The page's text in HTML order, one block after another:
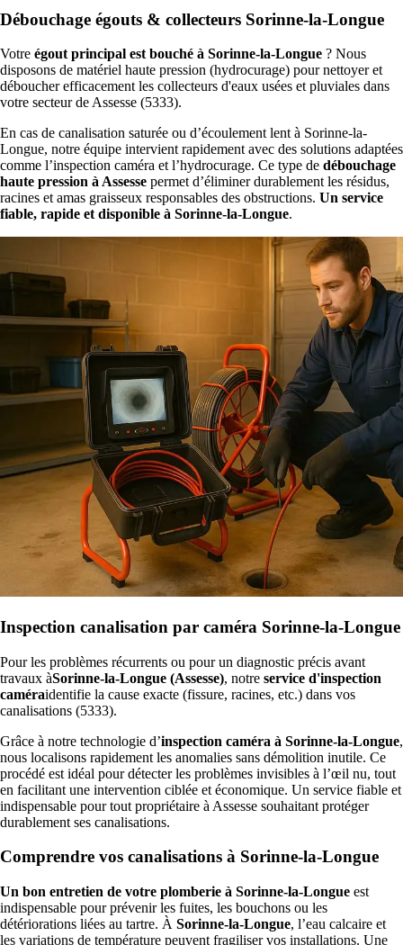
Débouchage égouts & collecteurs Sorinne-la-Longue
Votre égout principal est bouché à Sorinne-la-Longue ? Nous
disposons de matériel haute pression (hydrocurage) pour nettoyer et
déboucher efficacement les collecteurs d'eaux usées et pluviales dans
votre secteur de Assesse (5333).
En cas de canalisation saturée ou d’écoulement lent à Sorinne-la-
Longue, notre équipe intervient rapidement avec des solutions adaptées
comme l’inspection caméra et l’hydrocurage. Ce type de débouchage
haute pression à Assesse permet d’éliminer durablement les résidus,
racines et amas graisseux responsables des obstructions. Un service
fiable, rapide et disponible à Sorinne-la-Longue.
Inspection canalisation par caméra Sorinne-la-Longue
Pour les problèmes récurrents ou pour un diagnostic précis avant
travaux àSorinne-la-Longue (Assesse), notre service d'inspection
caméraidentifie la cause exacte (fissure, racines, etc.) dans vos
canalisations (5333).
Grâce à notre technologie d’inspection caméra à Sorinne-la-Longue,
nous localisons rapidement les anomalies sans démolition inutile. Ce
procédé est idéal pour détecter les problèmes invisibles à l’œil nu, tout
en facilitant une intervention ciblée et économique. Un service fiable et
indispensable pour tout propriétaire à Assesse souhaitant protéger
durablement ses canalisations.
Comprendre vos canalisations à Sorinne-la-Longue
Un bon entretien de votre plomberie à Sorinne-la-Longue est
indispensable pour prévenir les fuites, les bouchons ou les
détériorations liées au tartre. À Sorinne-la-Longue, l’eau calcaire et
les variations de température peuvent fragiliser vos installations. Une